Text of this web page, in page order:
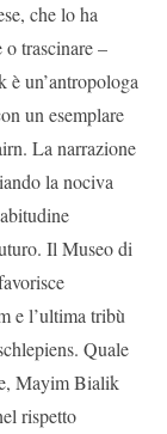
che lo ha
o trascinare –
un’antropologa
un esemplare
La narrazione
la nociva
Il Museo di
e l’ultima tribù
Quale
Mayim Bialik
rispetto